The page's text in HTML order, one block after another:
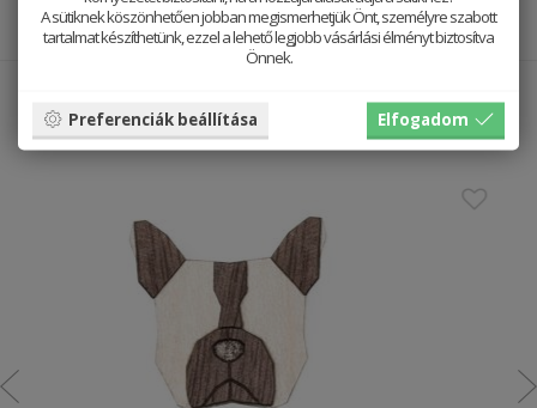
Jól néz ki vele
A sütiknek köszönhetően jobban megismerhetjük Önt, személyre szabott
tartalmat készíthetünk, ezzel a lehető legjobb vásárlási élményt biztosítva
Önnek.
Preferenciák beállítása Elfogadom